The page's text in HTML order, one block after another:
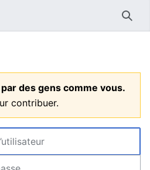
des gens comme vous.
contribuer.